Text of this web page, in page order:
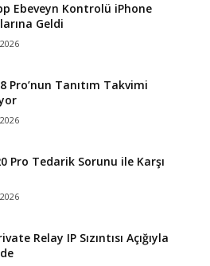
Ebeveyn Kontrolü iPhone
Geldi
Pro’nun Tanıtım Takvimi
Pro Tedarik Sorunu ile Karşı
Relay IP Sızıntısı Açığıyla